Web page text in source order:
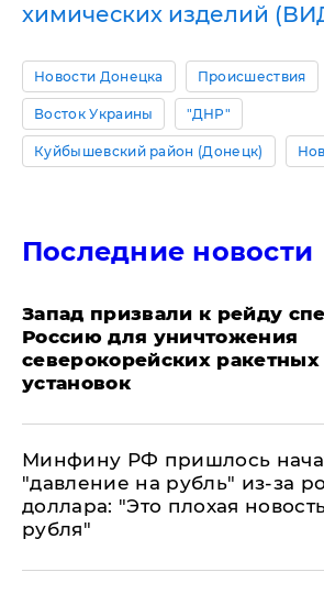
химических изделий
Новости Донецка Происшествия
Восток Украины "ДНР"
Куйбышевский район (Донецк)
Последние новости
Запад призвали к рейду
Россию для уничтожения
северокорейских ракетных
установок
Минфину РФ пришлось
"давление на рубль" из-за
доллара: "Это плохая
рубля"